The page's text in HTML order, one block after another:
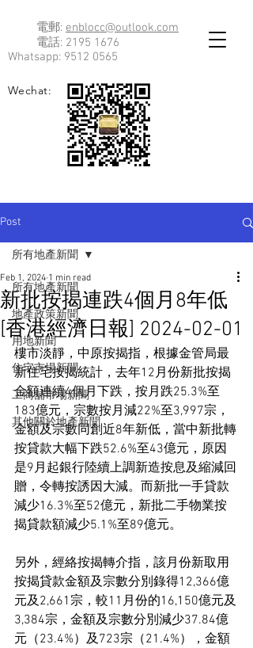
電郵: enblocc@outlook.com
電話: 2195 1676
Whatsapp: 9512 0565
Wechat:
Post
所有地產新聞
地產政策新聞
用地新聞
住宅市場新聞
工商舖市場新聞
其他關於地產新聞
所有地產新聞
新批按揭連跌4個月8年低
[香港經濟日報] 2024-02-01
Feb 1, 2024 1 min read
樓市淡靜，中原按揭指，根據金管局最
新住宅按揭統計，去年12月份新批按揭
金額連續4個月下跌，按月跌25.3%至
183億元，宗數按月減22%至3,997宗，
金額及宗數同創近8年新低，當中新批轉
按貸款大幅下跌52.6%至43億元，原因
是9月起銀行陸續上調新造按息及縮減回
贈，令轉按誘因大減。而新批一手貸款
減少16.3%至52億元，新批二手物業按
揭貸款額減少5.1%至89億元。
另外，經絡按揭轉介指，該月份新取用
按揭貸款金額及宗數分別錄得12,366億
元及2,661宗，較11月份的16,150億元及
3,384宗，金額及宗數分別減少37.84億
元（23.4%）及723宗（21.4%），金額